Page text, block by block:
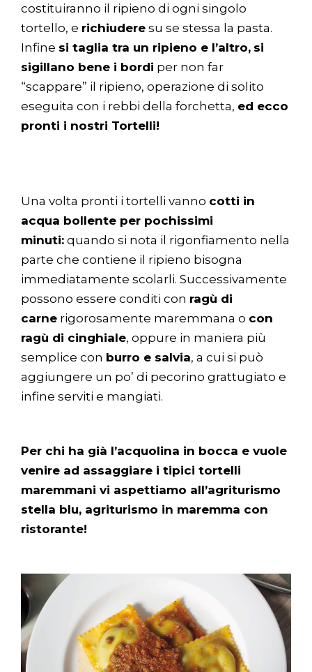
costituiranno il ripieno di ogni singolo
tortello, e richiudere su se stessa la pasta.
Infine si taglia tra un ripieno e l’altro, si
sigillano bene i bordi per non far
“scappare” il ripieno, operazione di solito
eseguita con i rebbi della forchetta, ed ecco
pronti i nostri Tortelli!
Una volta pronti i tortelli vanno cotti in
acqua bollente per pochissimi
minuti: quando si nota il rigonfiamento nella
parte che contiene il ripieno bisogna
immediatamente scolarli. Successivamente
possono essere conditi con ragù di
carne rigorosamente maremmana o con
ragù di cinghiale, oppure in maniera più
semplice con burro e salvia, a cui si può
aggiungere un po’ di pecorino grattugiato e
infine serviti e mangiati.
Per chi ha già l’acquolina in bocca e vuole
venire ad assaggiare i tipici tortelli
maremmani vi aspettiamo all’agriturismo
stella blu, agriturismo in maremma con
ristorante!